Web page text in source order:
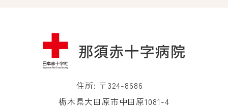
住所: 〒324-8686
栃木県大田原市中田原1081-4